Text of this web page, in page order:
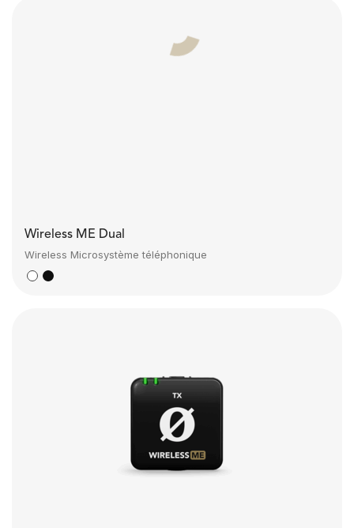
Wireless ME Dual
Wireless Microsystème téléphonique